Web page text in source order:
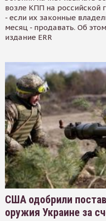
возле КПП на российской
- если их законные
месяц - продавать. Об
издание ERR
США одобрили
оружия Украине за